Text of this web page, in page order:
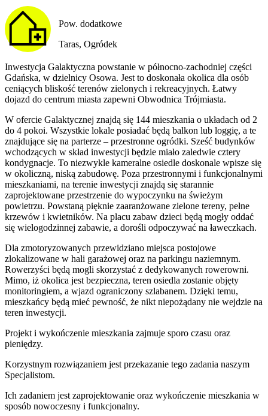
Pow. dodatkowe
Taras, Ogródek
Inwestycja Galaktyczna powstanie w północno-zachodniej części
Gdańska, w dzielnicy Osowa. Jest to doskonała okolica dla osób
ceniących bliskość terenów zielonych i rekreacyjnych. Łatwy
dojazd do centrum miasta zapewni Obwodnica Trójmiasta.
W ofercie Galaktycznej znajdą się 144 mieszkania o układach od 2
do 4 pokoi. Wszystkie lokale posiadać będą balkon lub loggię, a te
znajdujące się na parterze – przestronne ogródki. Sześć budynków
wchodzących w skład inwestycji będzie miało zaledwie cztery
kondygnacje. To niezwykle kameralne osiedle doskonale wpisze się
w okoliczną, niską zabudowę. Poza przestronnymi i funkcjonalnymi
mieszkaniami, na terenie inwestycji znajdą się starannie
zaprojektowane przestrzenie do wypoczynku na świeżym
powietrzu. Powstaną pięknie zaaranżowane zielone tereny, pełne
krzewów i kwietników. Na placu zabaw dzieci będą mogły oddać
się wielogodzinnej zabawie, a dorośli odpoczywać na ławeczkach.
Dla zmotoryzowanych przewidziano miejsca postojowe
zlokalizowane w hali garażowej oraz na parkingu naziemnym.
Rowerzyści będą mogli skorzystać z dedykowanych rowerowni.
Mimo, iż okolica jest bezpieczna, teren osiedla zostanie objęty
monitoringiem, a wjazd ograniczony szlabanem. Dzięki temu,
mieszkańcy będą mieć pewność, że nikt niepożądany nie wejdzie na
teren inwestycji.
Projekt i wykończenie mieszkania zajmuje sporo czasu oraz
pieniędzy.
Korzystnym rozwiązaniem jest przekazanie tego zadania naszym
Specjalistom.
Ich zadaniem jest zaprojektowanie oraz wykończenie mieszkania w
sposób nowoczesny i funkcjonalny.